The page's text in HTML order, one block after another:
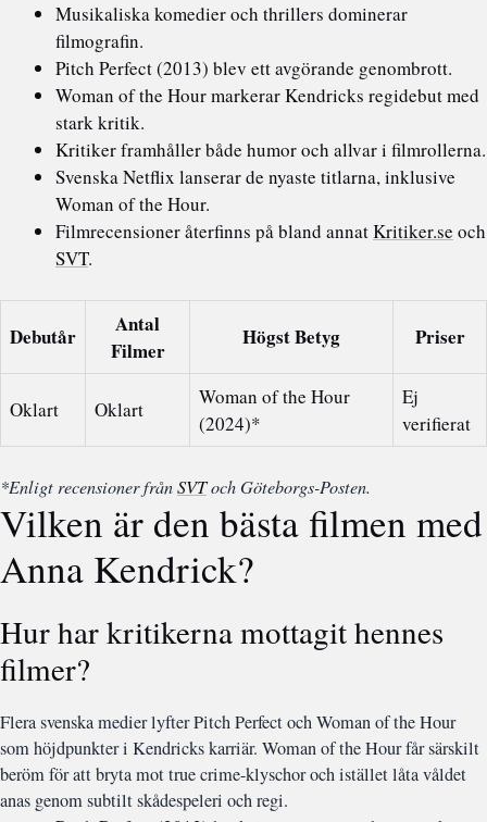
Musikaliska komedier och thrillers dominerar
filmografin.
Pitch Perfect (2013) blev ett avgörande genombrott.
Woman of the Hour markerar Kendricks regidebut med
stark kritik.
Kritiker framhåller både humor och allvar i filmrollerna.
Svenska Netflix lanserar de nyaste titlarna, inklusive
Woman of the Hour.
Filmrecensioner återfinns på bland annatKritiker.se och
SVT.
Debutår
Antal
Filmer
Högst Betyg Priser
Oklart Oklart
Woman of the Hour
(2024)*
Ej
verifierat
*Enligt recensioner frånSVToch Göteborgs-Posten.
Vilken är den bästa filmen med
Anna Kendrick?
Hur har kritikerna mottagit hennes
filmer?
Flera svenska medier lyfter Pitch Perfect och Woman of the Hour
som höjdpunkter i Kendricks karriär. Woman of the Hour får särskilt
beröm för att bryta mot true crime-klyschor och istället låta våldet
anas genom subtilt skådespeleri och regi.